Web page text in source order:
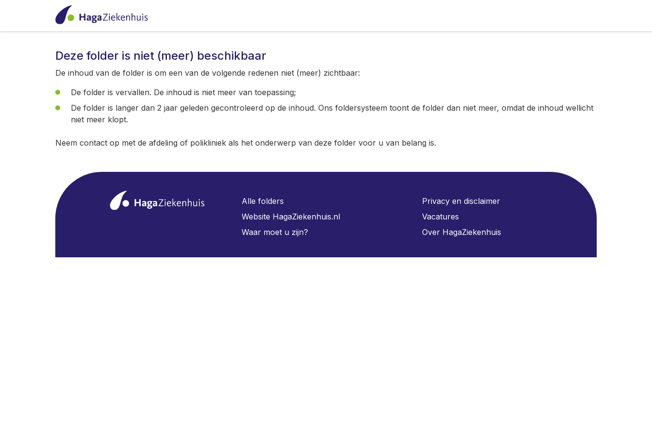
Deze folder is niet (meer) beschikbaar
De inhoud van de folder is om een van de volgende redenen niet (meer) zichtbaar:
De folder is vervallen. De inhoud is niet meer van toepassing;
De folder is langer dan 2 jaar geleden gecontroleerd op de inhoud. Ons foldersysteem toont de folder dan niet meer, omdat de inhoud wellicht
niet meer klopt.
Neem contact op met de afdeling of polikliniek als het onderwerp van deze folder voor u van belang is.
Alle folders
Website HagaZiekenhuis.nl
Waar moet u zijn?
Privacy en disclaimer
Vacatures
Over HagaZiekenhuis